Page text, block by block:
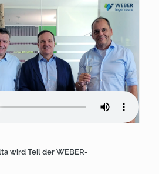
wird Teil der WEBER-